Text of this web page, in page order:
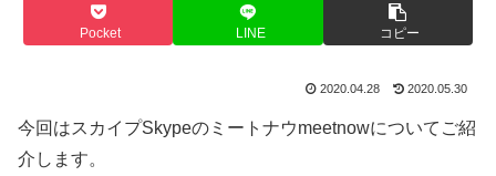
Pocket LINE コピー
2020.04.28 2020.05.30
今回はスカイプSkypeのミートナウmeetnowについてご紹
介します。